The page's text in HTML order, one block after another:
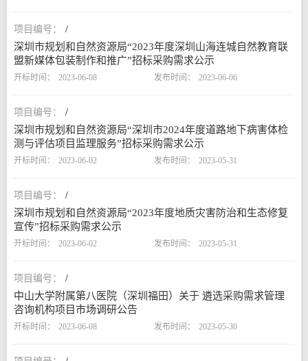
/
深圳市规划和自然资源局“2023年度深圳山海连城自然教育联
盟新媒体包装制作和推广”招标采购需求公示
2023-06-08 2023-06-06
/
深圳市规划和自然资源局“深圳市2024年度道路地下病害体检
测与评估项目监理服务”招标采购需求公示
2023-06-02 2023-05-31
/
深圳市规划和自然资源局“2023年度地质灾害防治和生态修复
宣传”招标采购需求公示
2023-06-02 2023-05-31
/
中山大学附属第八医院（深圳福田）关于 遴选采购需求管理
咨询机构项目市场调研公告
2023-06-08 2023-05-30